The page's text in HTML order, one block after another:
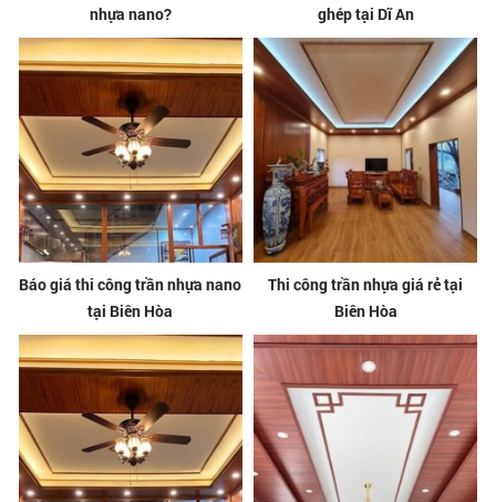
nhựa nano?
ghép tại Dĩ An
Báo giá thi công trần nhựa nano
tại Biên Hòa
Thi công trần nhựa giá rẻ tại
Biên Hòa